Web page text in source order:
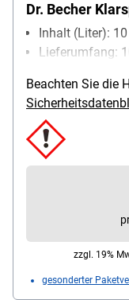
Dr. Becher
Inhalt (Liter):
Lieferumfang:
Beachten Sie die
zzgl. 19%
gesonderter